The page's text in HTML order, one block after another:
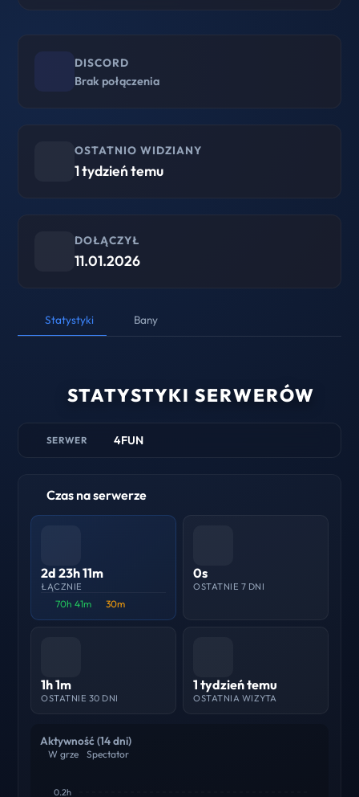
DISCORD
Brak połączenia
OSTATNIO WIDZIANY
1 tydzień temu
DOŁĄCZYŁ
11.01.2026
Statystyki Bany
STATYSTYKI SERWERÓW
SERWER 4FUN
Czas na serwerze
2d 23h 11m
ŁĄCZNIE
70h 41m 30m
0s
OSTATNIE 7 DNI
1h 1m
OSTATNIE 30 DNI
1 tydzień temu
OSTATNIA WIZYTA
Aktywność (14 dni)
W grze Spectator
0.2h